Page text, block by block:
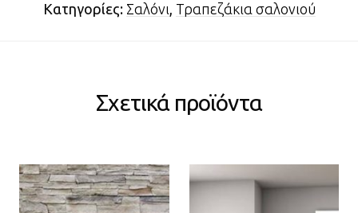
Κατηγορίες: Σαλόνι, Τραπεζάκια σαλονιού
Σχετικά προϊόντα